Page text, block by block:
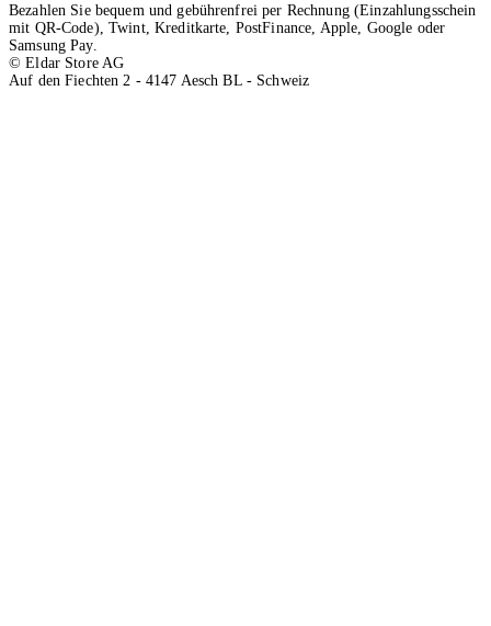
Bezahlen Sie bequem und gebührenfrei per Rechnung (Einzahlungsschein
mit QR-Code), Twint, Kreditkarte, PostFinance, Apple, Google oder
Samsung Pay.
© Eldar Store AG
Auf den Fiechten 2 - 4147 Aesch BL - Schweiz